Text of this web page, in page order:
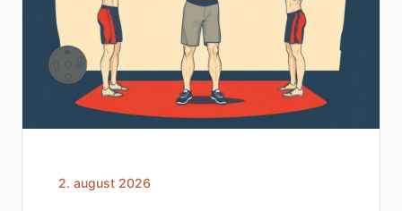
2. august 2026